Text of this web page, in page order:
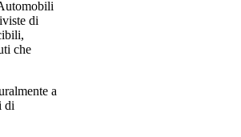
di
che
a
di